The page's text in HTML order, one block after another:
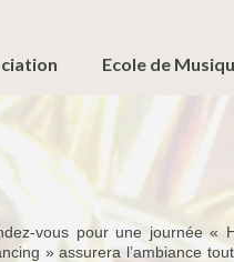
Ecole de
vous pour une journée «
» assurera l’ambiance tout